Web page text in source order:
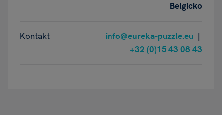
Belgicko
Kontakt info@eureka-puzzle.eu |
+32 (0)15 43 08 43